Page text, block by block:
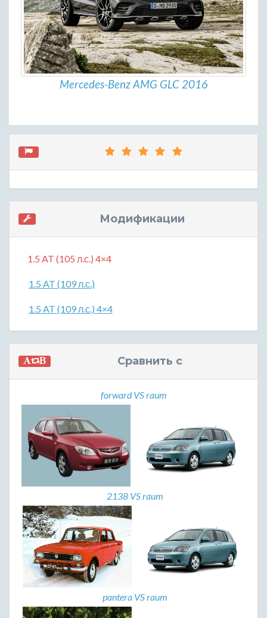
Mercedes-Benz AMG GLC 2016
Модификации
1.5 AT (105 л.с.) 4×4
1.5 AT (109 л.с.)
1.5 AT (109 л.с.) 4×4
Сравнить с
forward VS raum
2138 VS raum
pantera VS raum